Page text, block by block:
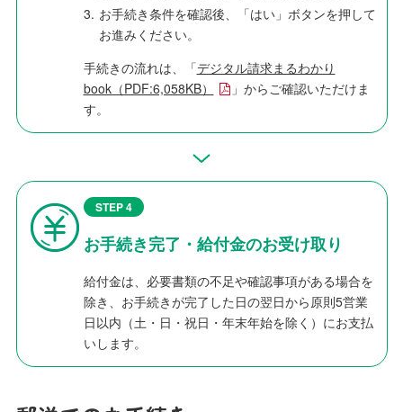
3. お手続き条件を確認後、「はい」ボタンを押して
お進みください。
手続きの流れは、「デジタル請求まるわかり
book（PDF:6,058KB）
」からご確認いただけま
す。
STEP 4
お手続き完了・給付金のお受け取り
給付金は、必要書類の不足や確認事項がある場合を
除き、お手続きが完了した日の翌日から原則5営業
日以内（土・日・祝日・年末年始を除く）にお支払
いします。